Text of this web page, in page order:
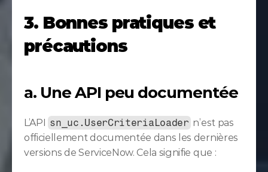
3. Bonnes pratiques et
précautions
a. Une API peu documentée
L’API sn_uc.UserCriteriaLoader n’est pas
officiellement documentée dans les dernières
versions de ServiceNow. Cela signifie que :